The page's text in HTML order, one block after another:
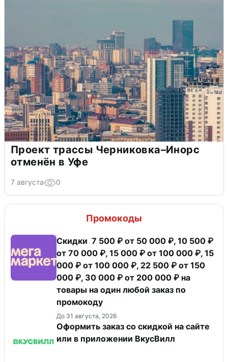
Проект трассы Черниковка–Инорс
отменён в Уфе
7 августа 0
Промокоды
Скидки 7 500 ₽ от 50 000 ₽, 10 500 ₽
от 70 000 ₽, 15 000 ₽ от 100 000 ₽, 15
000 ₽ от 100 000 ₽, 22 500 ₽ от 150
000 ₽, 30 000 ₽ от 200 000 ₽ на
товары на один любой заказ по
промокоду
До 31 августа, 2026
Оформить заказ со скидкой на сайте
или в приложении ВкусВилл